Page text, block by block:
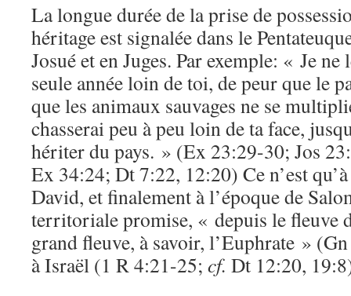
La longue durée de la prise de
héritage est signalée dans le
Josué et en Juges. Par exemple: « Je ne
seule année loin de toi, de peur que le
que les animaux sauvages ne se
chasserai peu à peu loin de ta face,
hériter du pays. » (Ex 23:29-30; Jos
Ex 34:24; Dt 7:22, 12:20) Ce n’est
David, et finalement à l’époque de
territoriale promise, « depuis le fleuve
grand fleuve, à savoir, l’Euphrate »
à Israël (1 R 4:21-25; cf. Dt 12:20,